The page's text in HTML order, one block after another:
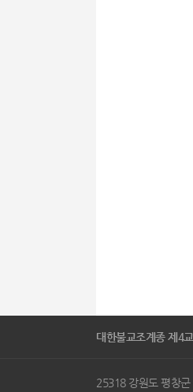
대한불교조계종 제4
25318 강원도 평창군